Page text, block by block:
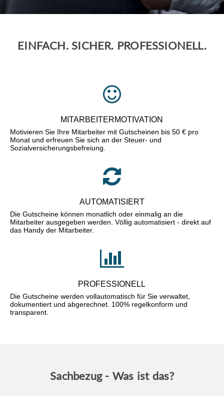
EINFACH. SICHER. PROFESSIONELL.
MITARBEITERMOTIVATION
Motivieren Sie Ihre Mitarbeiter mit Gutscheinen bis 50 € pro
Monat und erfreuen Sie sich an der Steuer- und
Sozialversicherungsbefreiung.
AUTOMATISIERT
Die Gutscheine können monatlich oder einmalig an die
Mitarbeiter ausgegeben werden. Völlig automatisiert - direkt auf
das Handy der Mitarbeiter.
PROFESSIONELL
Die Gutscheine werden vollautomatisch für Sie verwaltet,
dokumentiert und abgerechnet. 100% regelkonform und
transparent.
Sachbezug - Was ist das?